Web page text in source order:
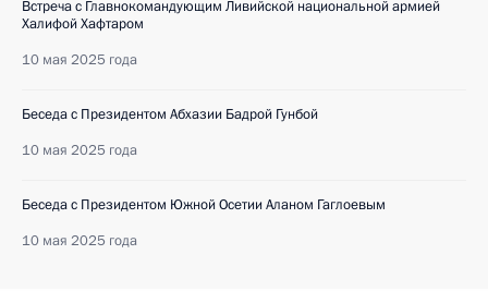
Встреча с Главнокомандующим Ливийской национальной армией
Халифой Хафтаром
10 мая 2025 года
Беседа с Президентом Абхазии Бадрой Гунбой
10 мая 2025 года
Беседа с Президентом Южной Осетии Аланом Гаглоевым
10 мая 2025 года